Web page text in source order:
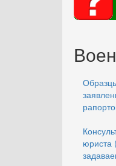
юриста